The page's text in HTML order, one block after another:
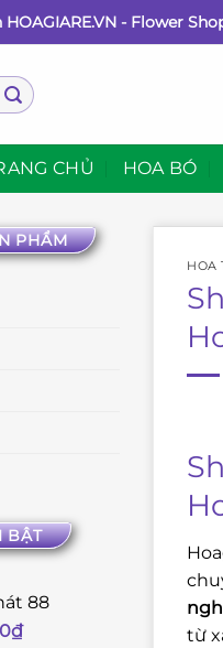
- Flower
CHỦ HOA BÓ
PHẨM
BẬT
88
₫
HOA
từ